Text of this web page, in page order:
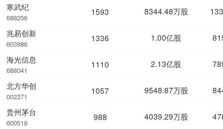
寒武纪
688256
兆易创新
603986
海光信息
688041
北方华创
002371
贵州茅台
600519
1593 8344.48万股
1336 1.00亿股
1110 2.13亿股
1057 9548.87万股
988 4039.29万股